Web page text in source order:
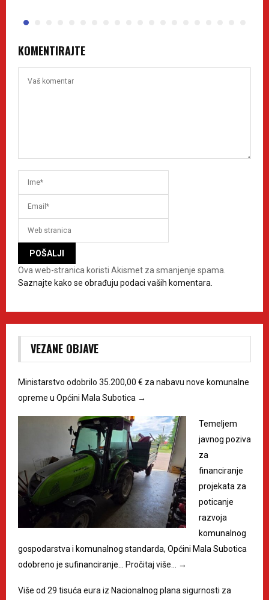
KOMENTIRAJTE
Ova web-stranica koristi Akismet za smanjenje spama.
Saznajte kako se obrađuju podaci vaših komentara.
VEZANE OBJAVE
Ministarstvo odobrilo 35.200,00 € za nabavu nove komunalne
opreme u Općini Mala Subotica →
Temeljem
javnog poziva
za
financiranje
projekata za
poticanje
razvoja
komunalnog
gospodarstva i komunalnog standarda, Općini Mala Subotica
odobreno je sufinanciranje…
Pročitaj više… →
Više od 29 tisuća eura iz Nacionalnog plana sigurnosti za